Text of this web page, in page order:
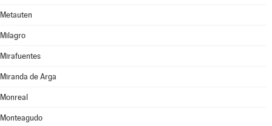
Metauten
Milagro
Mirafuentes
Miranda de Arga
Monreal
Monteagudo